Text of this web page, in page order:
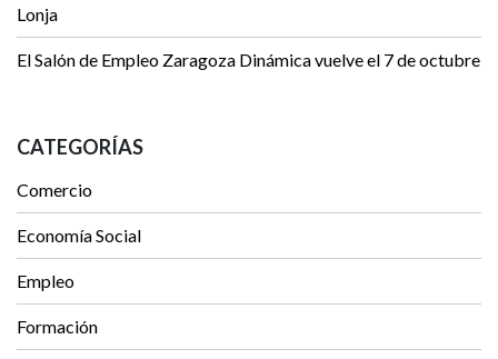
Lonja
El Salón de Empleo Zaragoza Dinámica vuelve el 7 de octubre
CATEGORÍAS
Comercio
Economía Social
Empleo
Formación